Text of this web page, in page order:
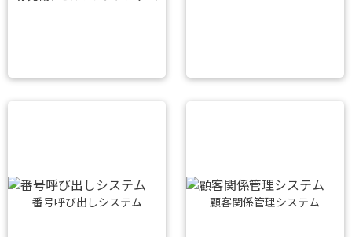
番号呼び出しシステム 顧客関係管理システム